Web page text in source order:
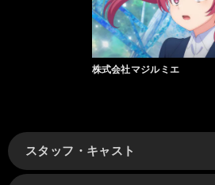
株式会社マジルミエ
スタッフ・キャスト